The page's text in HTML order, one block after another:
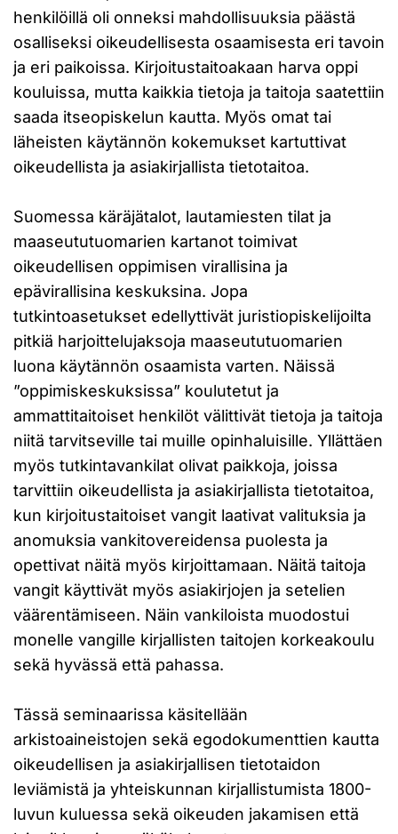
henkilöillä oli onneksi mahdollisuuksia päästä
osalliseksi oikeudellisesta osaamisesta eri tavoin
ja eri paikoissa. Kirjoitustaitoakaan harva oppi
kouluissa, mutta kaikkia tietoja ja taitoja saatettiin
saada itseopiskelun kautta. Myös omat tai
läheisten käytännön kokemukset kartuttivat
oikeudellista ja asiakirjallista tietotaitoa.
Suomessa käräjätalot, lautamiesten tilat ja
maaseututuomarien kartanot toimivat
oikeudellisen oppimisen virallisina ja
epävirallisina keskuksina. Jopa
tutkintoasetukset edellyttivät juristiopiskelijoilta
pitkiä harjoittelujaksoja maaseututuomarien
luona käytännön osaamista varten. Näissä
”oppimiskeskuksissa” koulutetut ja
ammattitaitoiset henkilöt välittivät tietoja ja taitoja
niitä tarvitseville tai muille opinhaluisille. Yllättäen
myös tutkintavankilat olivat paikkoja, joissa
tarvittiin oikeudellista ja asiakirjallista tietotaitoa,
kun kirjoitustaitoiset vangit laativat valituksia ja
anomuksia vankitovereidensa puolesta ja
opettivat näitä myös kirjoittamaan. Näitä taitoja
vangit käyttivät myös asiakirjojen ja setelien
väärentämiseen. Näin vankiloista muodostui
monelle vangille kirjallisten taitojen korkeakoulu
sekä hyvässä että pahassa.
Tässä seminaarissa käsitellään
arkistoaineistojen sekä egodokumenttien kautta
oikeudellisen ja asiakirjallisen tietotaidon
leviämistä ja yhteiskunnan kirjallistumista 1800-
luvun kuluessa sekä oikeuden jakamisen että